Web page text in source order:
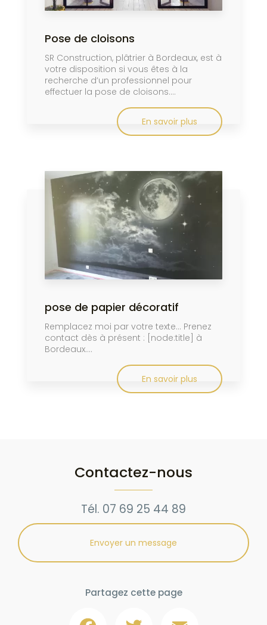
Pose de cloisons
SR Construction, plâtrier à Bordeaux, est à
votre disposition si vous êtes à la
recherche d’un professionnel pour
effectuer la pose de cloisons....
En savoir plus
pose de papier décoratif
Remplacez moi par votre texte... Prenez
contact dès à présent : [node:title] à
Bordeaux....
En savoir plus
Contactez-nous
Tél. 07 69 25 44 89
Envoyer un message
Partagez cette page